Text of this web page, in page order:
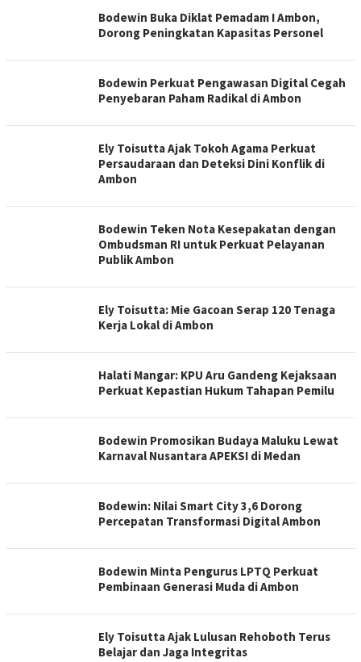
Bodewin Buka Diklat Pemadam I Ambon,
Dorong Peningkatan Kapasitas Personel
Bodewin Perkuat Pengawasan Digital Cegah
Penyebaran Paham Radikal di Ambon
Ely Toisutta Ajak Tokoh Agama Perkuat
Persaudaraan dan Deteksi Dini Konflik di
Ambon
Bodewin Teken Nota Kesepakatan dengan
Ombudsman RI untuk Perkuat Pelayanan
Publik Ambon
Ely Toisutta: Mie Gacoan Serap 120 Tenaga
Kerja Lokal di Ambon
Halati Mangar: KPU Aru Gandeng Kejaksaan
Perkuat Kepastian Hukum Tahapan Pemilu
Bodewin Promosikan Budaya Maluku Lewat
Karnaval Nusantara APEKSI di Medan
Bodewin: Nilai Smart City 3,6 Dorong
Percepatan Transformasi Digital Ambon
Bodewin Minta Pengurus LPTQ Perkuat
Pembinaan Generasi Muda di Ambon
Ely Toisutta Ajak Lulusan Rehoboth Terus
Belajar dan Jaga Integritas